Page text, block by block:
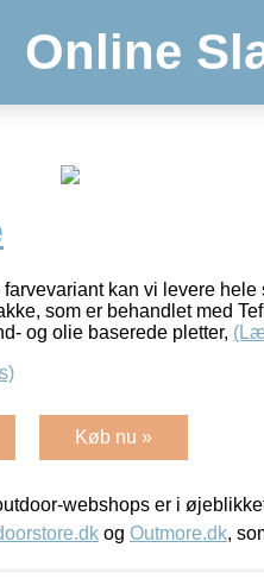
Online
farvevariant kan vi levere
som er behandlet med
og olie baserede pletter,
Køb nu »
webshops er i
og Outmore.dk,